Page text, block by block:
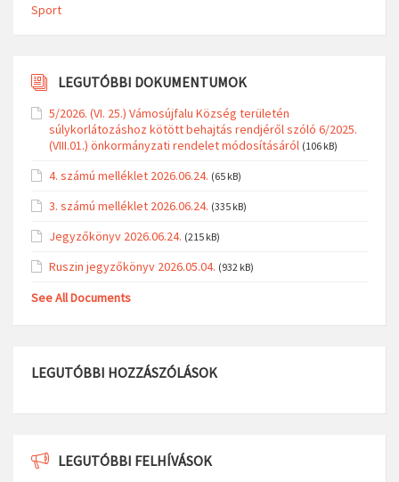
Sport
LEGUTÓBBI DOKUMENTUMOK
5/2026. (VI. 25.) Vámosújfalu Község területén
súlykorlátozáshoz kötött behajtás rendjéről szóló 6/2025.
(VIII.01.) önkormányzati rendelet módosításáról (106 kB)
4. számú melléklet 2026.06.24. (65 kB)
3. számú melléklet 2026.06.24. (335 kB)
Jegyzőkönyv 2026.06.24. (215 kB)
Ruszin jegyzőkönyv 2026.05.04. (932 kB)
See All Documents
LEGUTÓBBI HOZZÁSZÓLÁSOK
LEGUTÓBBI FELHÍVÁSOK